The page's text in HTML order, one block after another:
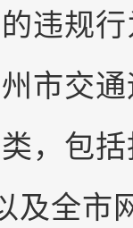
规行
市交
，包
及全市